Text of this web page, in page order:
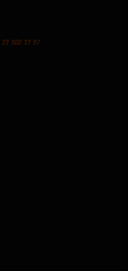
33 300 33 97